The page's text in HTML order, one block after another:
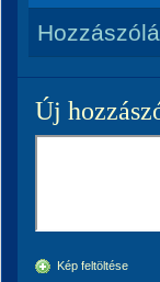
Új
Kép feltöltése